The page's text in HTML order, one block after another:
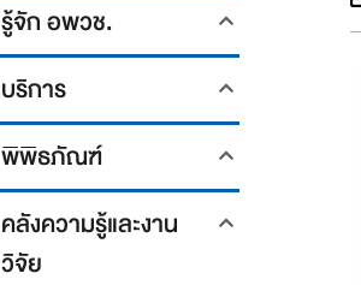
รู้จัก อพวช.
บริการ
พิพิธภัณฑ์
คลังความรู้และงาน
วิจัย